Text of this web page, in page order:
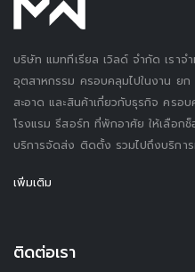
บริษัท แมททีเรียล เวิลด์ จำกัด เราจ
อุตสาหกรรม ครอบคลุมไปในงาน ย
สะอาด และสินค้าเกี่ยวกับธุรกิจ ครอบ
โรงแรม รีสอร์ท ที่พักอาศัย ให้เลือ
บริการจัดส่ง ติดตั้ง รวมไปถึงบริการ
เพิ่มเติม
ติดต่อเรา